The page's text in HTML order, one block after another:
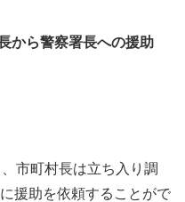
から警察署長への援助
市町村長は立ち入り調
援助を依頼することがで